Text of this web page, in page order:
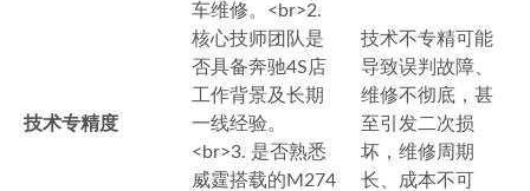
技术专精度
车维修。<br>2.
核心技师团队是
否具备奔驰4S店
工作背景及长期
一线经验。
<br>3. 是否熟悉
威霆搭载的M274
技术不专精可能
导致误判故障、
维修不彻底，甚
至引发二次损
坏，维修周期
长、成本不可